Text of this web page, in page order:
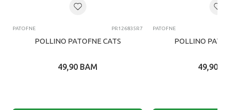
PATOFNE PR126835R7
POLLINO PATOFNE CATS
49,90 BAM
PATOFNE
POLLINO
49,90